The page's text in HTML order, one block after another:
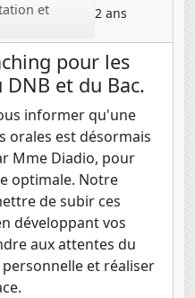
et
2 ans
pour les
et du Bac.
informer qu'une
orales est désormais
Mme Diadio, pour
optimale. Notre
de subir ces
développant vos
aux attentes du
et réaliser